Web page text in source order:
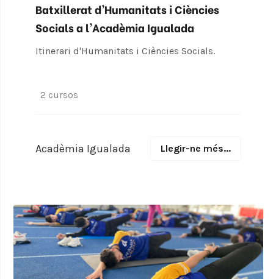
Batxillerat d'Humanitats i Ciències
Socials a l'Acadèmia Igualada
Itinerari d'Humanitats i Ciències Socials.
2 cursos
Acadèmia Igualada Llegir-ne més...